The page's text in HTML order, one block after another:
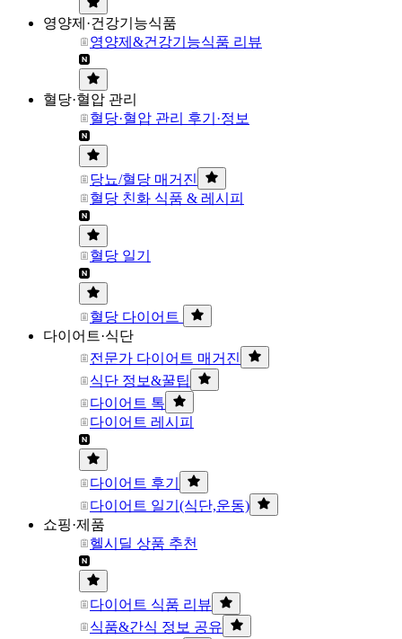
영양제·건강기능식품
영양제&건강기능식품 리뷰
혈당·혈압 관리
혈당·혈압 관리 후기·정보
당뇨/혈당 매거진
혈당 친화 식품 & 레시피
혈당 일기
혈당 다이어트
다이어트·식단
전문가 다이어트 매거진
식단 정보&꿀팁
다이어트 톡
다이어트 레시피
다이어트 후기
다이어트 일기(식단,운동)
쇼핑·제품
헬시딜 상품 추천
다이어트 식품 리뷰
식품&간식 정보 공유